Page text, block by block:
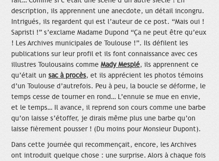
description, ils apprennent une anecdote, un détail incongru.
Intrigués, ils regardent qui est l’auteur de ce post. “Mais oui !
Sapristi !” s’exclame Madame Dupond “Ça ne peut être qu’eux
! Les Archives municipales de Toulouse !”. Ils défilent les
publications sur leur profil et ils font connaissance avec ces
illustres Toulousains comme Mady Mesplé, ils apprennent ce
qu’était un sac à procès, et ils apprécient les photos témoins
d’un Toulouse d’autrefois. Peu à peu, la boucle se déforme, le
temps cesse de tourner en rond… L’ennuie se mue en envie,
et le temps… Il avance, il reprend son cours comme une barbe
qu’on laisse s’étoffer, je dirais même plus une barbe qu’on
laisse fièrement pousser ! (Du moins pour Monsieur Dupont).
Dans cette journée qui recommençait, encore, les Archives
ont introduit quelque chose : une surprise. Alors à chaque fois